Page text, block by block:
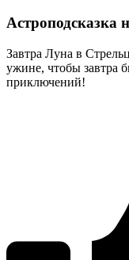
Астроподсказка
Завтра Луна в
ужине, чтобы завтра
приключений!